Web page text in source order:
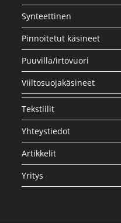
Synteettinen
Pinnoitetut käsineet
Puuvilla/irtovuori
Viiltosuojakäsineet
Tekstiilit
Yhteystiedot
Artikkelit
Yritys